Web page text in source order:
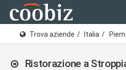
Trova aziende Italia
Ristorazione a